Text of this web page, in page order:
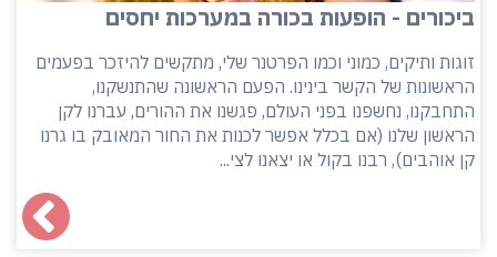
ביכורים - הופעות בכורה במערכות יחסים
זוגות ותיקים, כמוני וכמו הפרטנר שלי, מתקשים להיזכר בפעמים
הראשונות של הקשר בינינו. הפעם הראשונה שהתנשקנו,
התחבקנו, נחשפנו בפני העולם, פגשנו את ההורים, עברנו לקן
הראשון שלנו (אם בכלל אפשר לכנות את החור המאובק בו גרנו
קן אוהבים), רבנו בקול או יצאנו לצי...